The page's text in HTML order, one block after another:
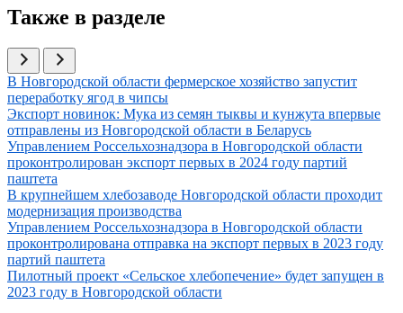
Также в разделе
Иллюстрация новости
В Новгородской области фермерское хозяйство запустит
переработку ягод в чипсы
Иллюстрация новости
Экспорт новинок: Мука из семян тыквы и кунжута впервые
отправлены из Новгородской области в Беларусь
Иллюстрация новости
Управлением Россельхознадзора в Новгородской области
проконтролирован экспорт первых в 2024 году партий
паштета
Иллюстрация новости
В крупнейшем хлебозаводе Новгородской области проходит
модернизация производства
Иллюстрация новости
Управлением Россельхознадзора в Новгородской области
проконтролирована отправка на экспорт первых в 2023 году
партий паштета
Иллюстрация новости
Пилотный проект «Сельское хлебопечение» будет запущен в
2023 году в Новгородской области